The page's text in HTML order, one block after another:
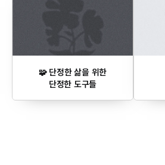
🧩 단정한 삶을 위한
단정한 도구들